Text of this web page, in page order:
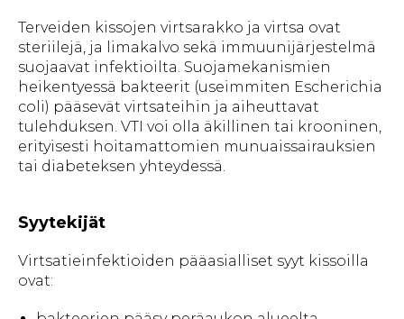
Terveiden kissojen virtsarakko ja virtsa ovat
steriilejä, ja limakalvo sekä immuunijärjestelmä
suojaavat infektioilta. Suojamekanismien
heikentyessä bakteerit (useimmiten Escherichia
coli) pääsevät virtsateihin ja aiheuttavat
tulehduksen. VTI voi olla äkillinen tai krooninen,
erityisesti hoitamattomien munuaissairauksien
tai diabeteksen yhteydessä.
Syytekijät
Virtsatieinfektioiden pääasialliset syyt kissoilla
ovat: